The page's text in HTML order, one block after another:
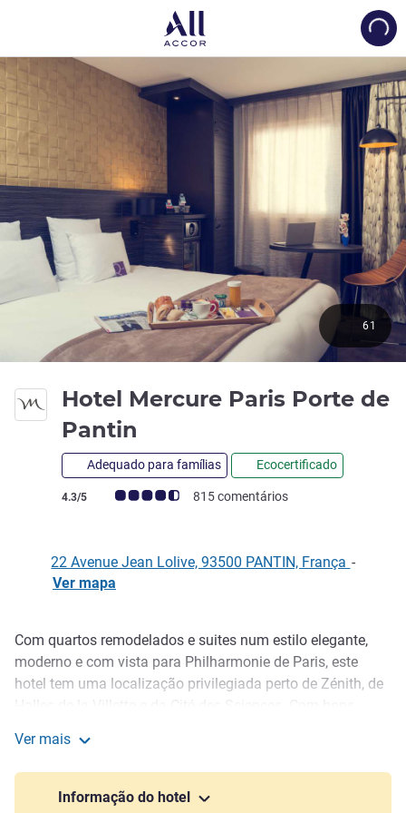
Hotel Mercure Paris Porte de
Pantin
Adequado para famílias Ecocertificado
Nota clientes Avis (Classificação ALL)
4.3/5 815 comentários
61
22 Avenue Jean Lolive, 93500 PANTIN, França -
Ver mapa
Descrição
Com quartos remodelados e suites num estilo elegante,
moderno e com vista para Philharmonie de Paris, este
hotel tem uma localização privilegiada perto de Zénith, de
animado graças ao seu restaurante com terraço com
jardim no verão, disponibilizando gastronomia requintada
e autêntica, áreas de relaxamento e um bar acolhedor.
Ver mais
Informação do hotel